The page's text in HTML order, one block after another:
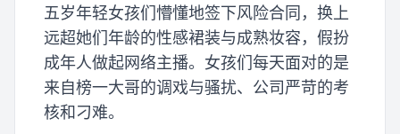
五岁年轻女孩们懵懂地签下风险合同，换上
远超她们年龄的性感裙装与成熟妆容，假扮
成年人做起网络主播。女孩们每天面对的是
来自榜一大哥的调戏与骚扰、公司严苛的考
核和刁难。